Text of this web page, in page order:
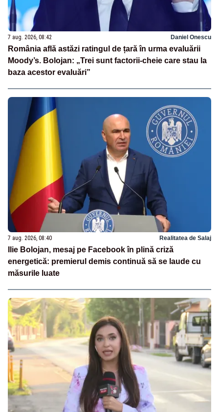
7 aug. 2026, 08:42 Daniel Onescu
România află astăzi ratingul de țară în urma evaluării
Moody’s. Bolojan: „Trei sunt factorii-cheie care stau la
baza acestor evaluări”
7 aug. 2026, 08:40 Realitatea de Salaj
Ilie Bolojan, mesaj pe Facebook în plină criză
energetică: premierul demis continuă să se laude cu
măsurile luate